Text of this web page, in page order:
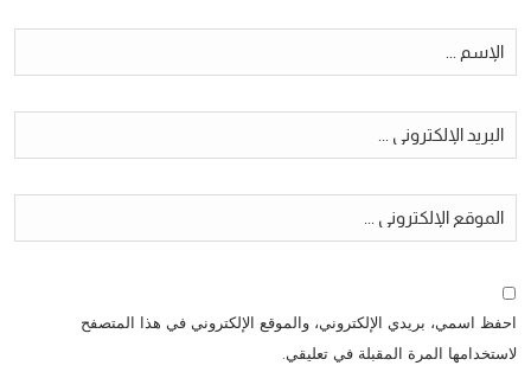
احفظ اسمي، بريدي الإلكتروني، والموقع الإلكتروني في هذا المتصفح
لاستخدامها المرة المقبلة في تعليقي.